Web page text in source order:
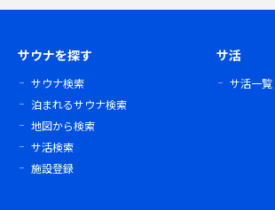
サウナを探す
サウナ検索
泊まれるサウナ検索
地図から検索
サ活検索
施設登録
サ活
サ活一覧